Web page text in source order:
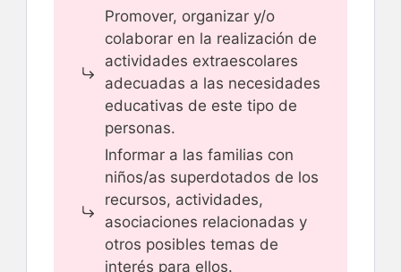
Promover, organizar y/o
colaborar en la realización de
actividades extraescolares
adecuadas a las necesidades
educativas de este tipo de
personas.
Informar a las familias con
niños/as superdotados de los
recursos, actividades,
asociaciones relacionadas y
otros posibles temas de
interés para ellos.